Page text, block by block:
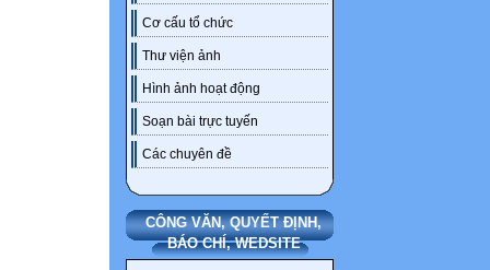
Cơ cấu tổ chức
Thư viện ảnh
Hình ảnh hoạt động
Soạn bài trực tuyến
Các chuyên đề
CÔNG VĂN, QUYẾT ĐỊNH,
BÁO CHÍ, WEDSITE